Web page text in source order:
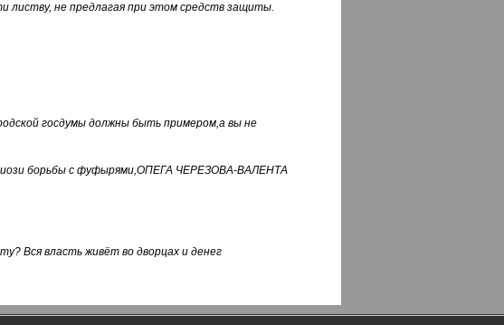
листву, не предлагая при этом средств защиты.
госдумы должны быть примером,а вы не
борьбы с фуфырями,ОПЕГА ЧЕРЕЗОВА-ВАЛЕНТА
Вся власть живёт во дворцах и денег